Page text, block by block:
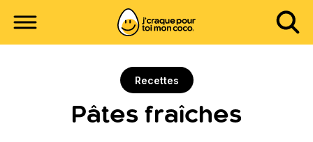
Recettes
Pâtes fraîches